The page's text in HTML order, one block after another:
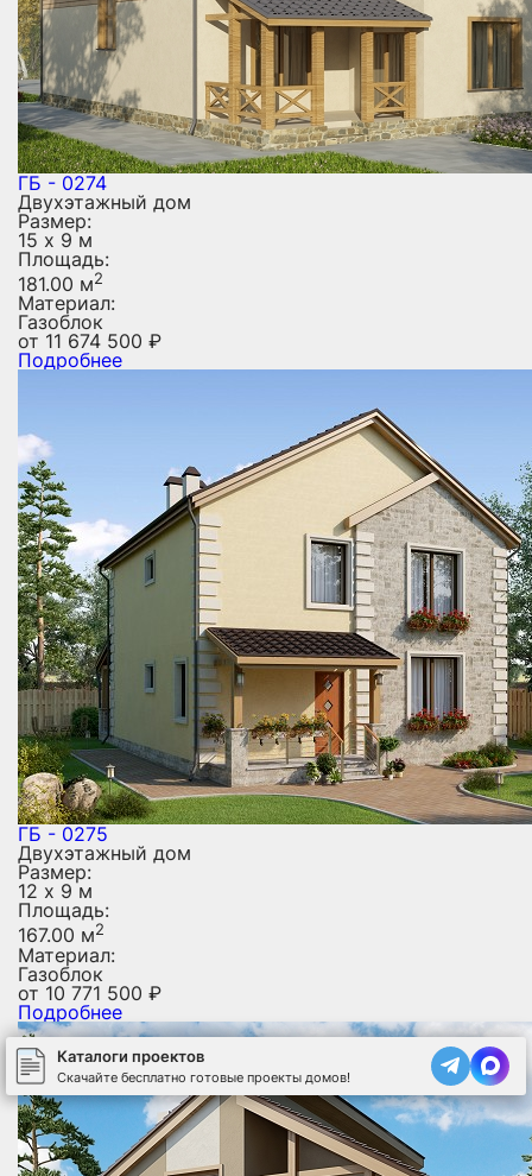
ГБ - 0274
Двухэтажный дом
Размер:
15 х 9 м
Площадь:
181.00 м2
Материал:
Газоблок
от 11 674 500 ₽
Подробнее
ГБ - 0275
Двухэтажный дом
Размер:
12 х 9 м
Площадь:
167.00 м2
Материал:
Газоблок
от 10 771 500 ₽
Подробнее
Каталоги проектов
Скачайте бесплатно готовые проекты домов!